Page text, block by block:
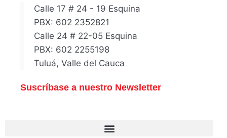
Calle 17 # 24 - 19 Esquina
PBX: 602 2352821
Calle 24 # 22-05 Esquina
PBX: 602 2255198
Tuluá, Valle del Cauca
Suscríbase a nuestro Newsletter